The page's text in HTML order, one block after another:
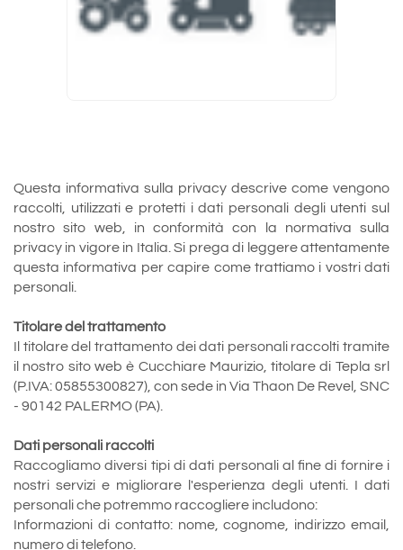
Questa informativa sulla privacy descrive come vengono
raccolti, utilizzati e protetti i dati personali degli utenti sul
nostro sito web, in conformità con la normativa sulla
privacy in vigore in Italia. Si prega di leggere attentamente
questa informativa per capire come trattiamo i vostri dati
personali.
Titolare del trattamento
Il titolare del trattamento dei dati personali raccolti tramite
il nostro sito web è Cucchiare Maurizio, titolare di Tepla srl
(P.IVA: 05855300827), con sede in Via Thaon De Revel, SNC
- 90142 PALERMO (PA).
Dati personali raccolti
Raccogliamo diversi tipi di dati personali al fine di fornire i
nostri servizi e migliorare l'esperienza degli utenti. I dati
personali che potremmo raccogliere includono:
Informazioni di contatto: nome, cognome, indirizzo email,
numero di telefono.